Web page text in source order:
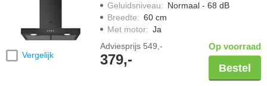
Vergelijk
Geluidsniveau: Normaal - 68 dB
Breedte: 60 cm
Met motor: Ja
Adviesprijs 549,-
379,-
Op voorraad
Bestel